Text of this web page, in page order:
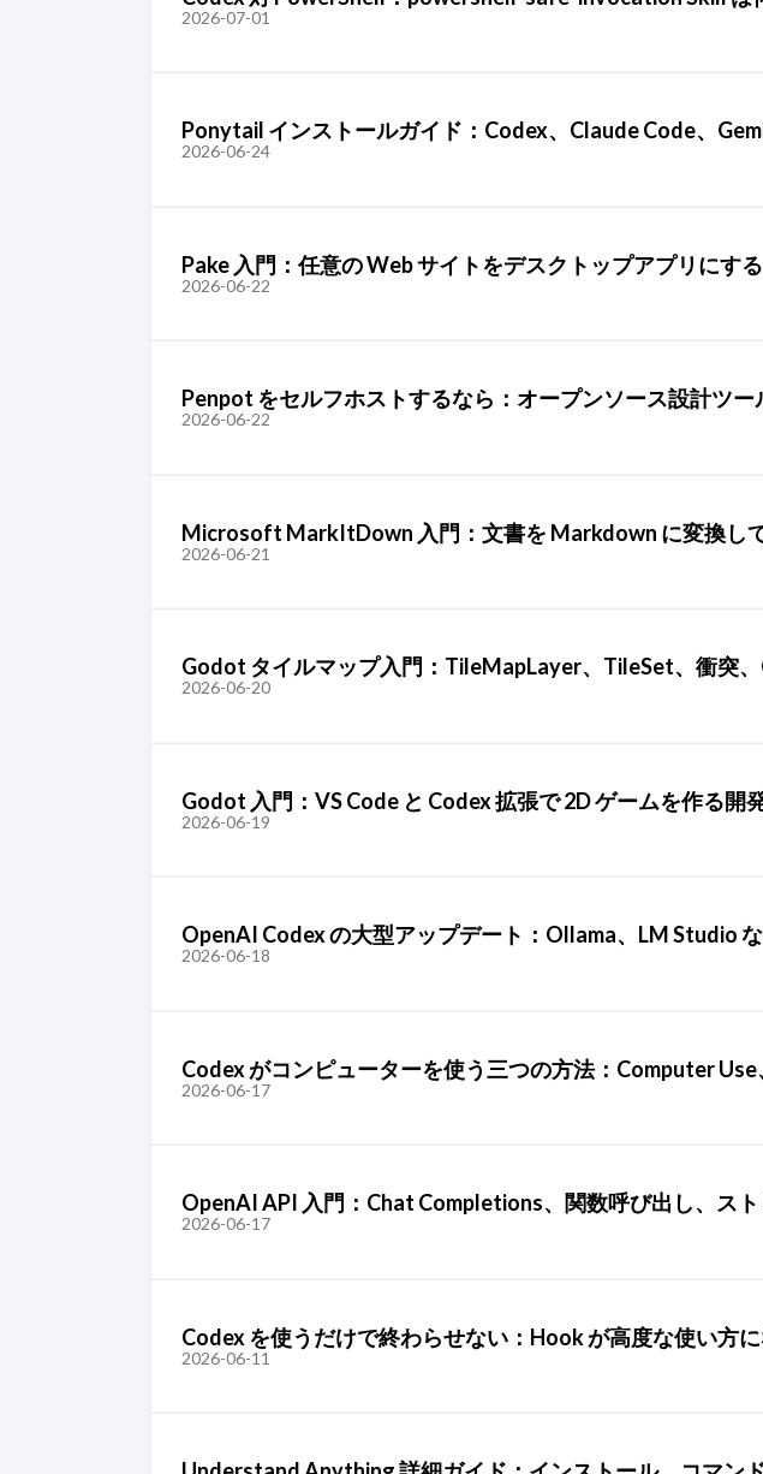
2026-07-01
Ponytail インストールガイド：Codex、Claude Code、
2026-06-24
Pake 入門：任意の Web サイトをデスクトップアプリにする
2026-06-22
Penpot をセルフホストするなら：オープンソース設計ツ
2026-06-22
Microsoft MarkItDown 入門：文書を Markdown に変換し
2026-06-21
Godot タイルマップ入門：TileMapLayer、TileSet、衝突
2026-06-20
Godot 入門：VS Code と Codex 拡張で 2D ゲームを作る開
2026-06-19
OpenAI Codex の大型アップデート：Ollama、LM Studio
2026-06-18
Codex がコンピューターを使う三つの方法：Computer
2026-06-17
OpenAI API 入門：Chat Completions、関数呼び出し、ス
2026-06-17
Codex を使うだけで終わらせない：Hook が高度な使い方
2026-06-11